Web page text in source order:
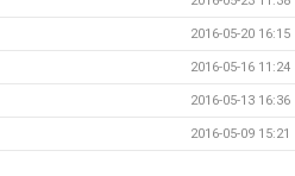
2016-05-20 16:15
2016-05-16 11:24
2016-05-13 16:36
2016-05-09 15:21